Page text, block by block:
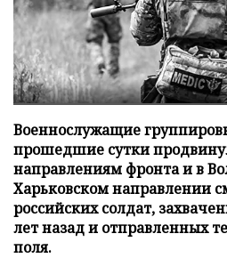
Военнослужащие
прошедшие сутки
направлениям фронта и в
Харьковском направлении
российских солдат,
лет назад и отправленных
поля.